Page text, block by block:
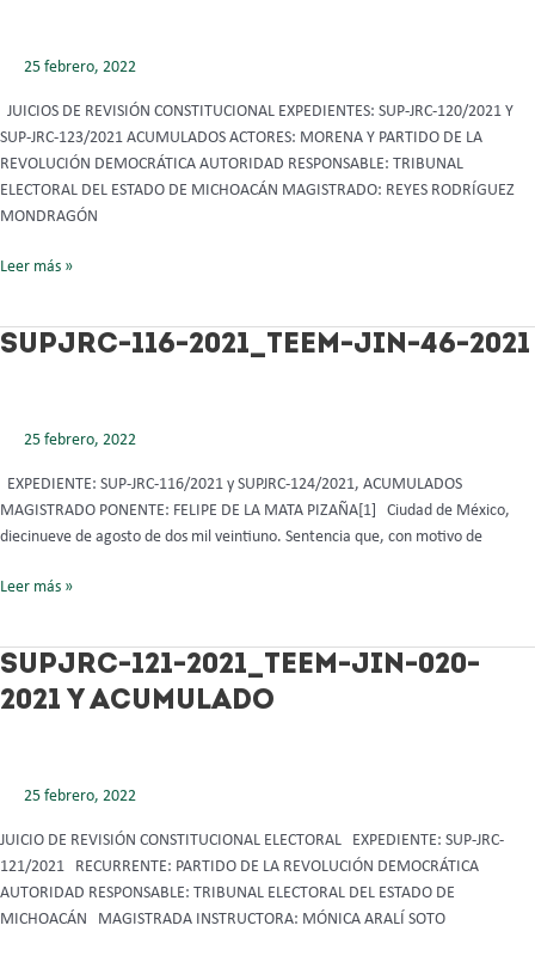
25 febrero, 2022
JUICIOS DE REVISIÓN CONSTITUCIONAL EXPEDIENTES: SUP-JRC-120/2021 Y
SUP-JRC-123/2021 ACUMULADOS ACTORES: MORENA Y PARTIDO DE LA
REVOLUCIÓN DEMOCRÁTICA AUTORIDAD RESPONSABLE: TRIBUNAL
ELECTORAL DEL ESTADO DE MICHOACÁN MAGISTRADO: REYES RODRÍGUEZ
MONDRAGÓN
Leer más »
SUPJRC-116-2021_TEEM-JIN-46-2021
25 febrero, 2022
EXPEDIENTE: SUP-JRC-116/2021 y SUPJRC-124/2021, ACUMULADOS
MAGISTRADO PONENTE: FELIPE DE LA MATA PIZAÑA[1] Ciudad de México,
diecinueve de agosto de dos mil veintiuno. Sentencia que, con motivo de
SUPJRC-
Leer más »
SUPJRC-121-2021_TEEM-JIN-020-
2021 Y ACUMULADO
25 febrero, 2022
JUICIO DE REVISIÓN CONSTITUCIONAL ELECTORAL EXPEDIENTE: SUP-JRC-
121/2021 RECURRENTE: PARTIDO DE LA REVOLUCIÓN DEMOCRÁTICA
AUTORIDAD RESPONSABLE: TRIBUNAL ELECTORAL DEL ESTADO DE
MICHOACÁN MAGISTRADA INSTRUCTORA: MÓNICA ARALÍ SOTO
SUPJRC-
121-
2021_TEEM-
2021
ACUMULADO